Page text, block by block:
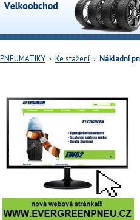
PNEUMATIKY › Ke stažení › Nákladní